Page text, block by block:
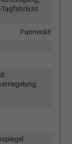
Tagfahrlicht
Pannenkit